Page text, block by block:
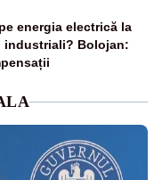
energia electrică la
industriali? Bolojan: